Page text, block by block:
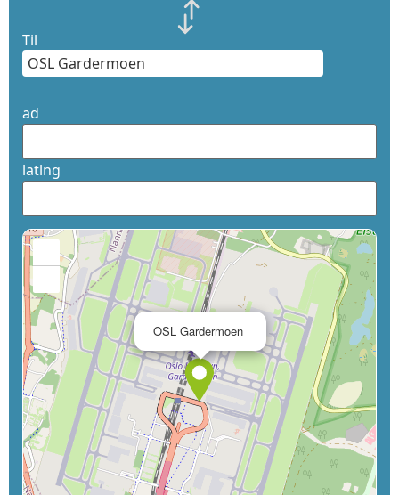
Til
ad
latlng
OSL Gardermoen